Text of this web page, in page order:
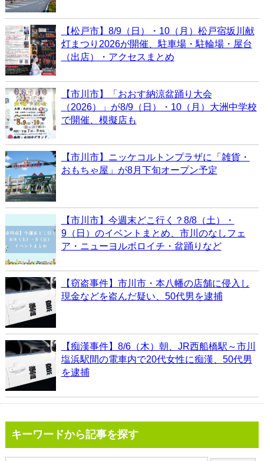
【松戸市】8/9（日）・10（月）松戸宿坂川献
灯まつり2026が開催、駐車場・駐輪場・屋台
（出店）・アクセスまとめ
【市川市】「おおす納涼盆踊り大会
（2026）」が8/9（日）・10（月）大洲中学校
で開催、模擬店も
【市川市】ニッケコルトンプラザに「雑貨・
おもちゃ屋」が8月下旬オープン予定
【市川市】今週末どこ行く？8/8（土）・
9（日）のイベントまとめ、市川のなしフェ
ア・ニューヨルボロイチ・盆踊りなど
【窃盗事件】市川市・本八幡の店舗に侵入し
現金などを盗んだ疑い、50代男を逮捕
【痴漢事件】8/6（木）朝、JR西船橋駅～市川
塩浜駅間の電車内で20代女性に痴漢、50代男
を逮捕
キーワードから記事を探す